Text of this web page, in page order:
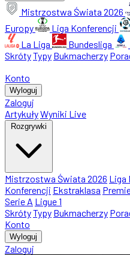
Mistrzostwa Świata 2026
Europy
Liga Konferencji
La Liga
Bundesliga
SkrótyTypy Bukmacherzy
Konto
Wyloguj
Zaloguj
ArtykułyWyniki Live
Rozgrywki
Mistrzostwa Świata 2026 Liga
Konferencji Ekstraklasa
Serie A Ligue 1
SkrótyTypy Bukmacherzy
Konto
Wyloguj
Zaloguj